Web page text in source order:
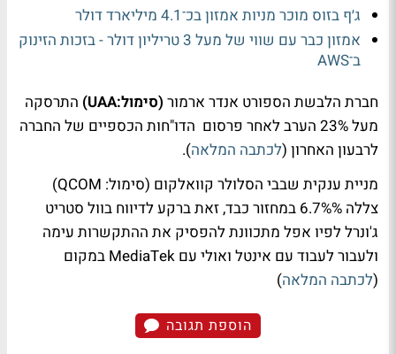
ג׳ף בזוס מוכר מניות אמזון בכ־4.1 מיליארד דולר
אמזון כבר עם שווי של מעל 3 טריליון דולר - בזכות הזינוק
ב־AWS
חברת הלבשת הספורט אנדר ארמור (סימול:UAA)
התרסקה
מעל 23% הערב לאחר פרסום הדו"חות הכספיים של החברה
לרבעון האחרון (לכתבה המלאה).
מניית ענקית שבבי הסלולר קוואלקום (סימול: QCOM)
צללה 6.7%% במחזור כבד, זאת ברקע לדיווח בוול סטריט
ג'ונרל לפיו אפל מתכוונת להפסיק את ההתקשרות עימה
ולעבור לעבוד עם אינטל ואולי עם MediaTek במקום
(לכתבה המלאה)
הוספת תגובה